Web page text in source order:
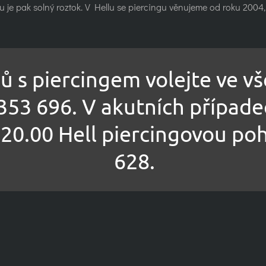
pak solný roztok. V Hellu se piercingu věnujeme od roku
s piercingem volejte ve
696. V akutních
Hell piercingovou
628.